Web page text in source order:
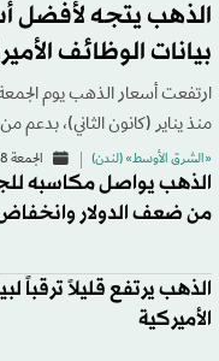
الذهب يتجه لأفضل
بيانات الوظائف
ارتفعت أسعار الذهب يوم
منذ يناير (كانون الثاني)، بدعم
«الشرق الأوسط» (لندن) الجمعة 07/08 - 06:33
الذهب يواصل مكاسبه
من ضعف الدولار
الذهب يرتفع قليلاً ترقباً
الأميركية